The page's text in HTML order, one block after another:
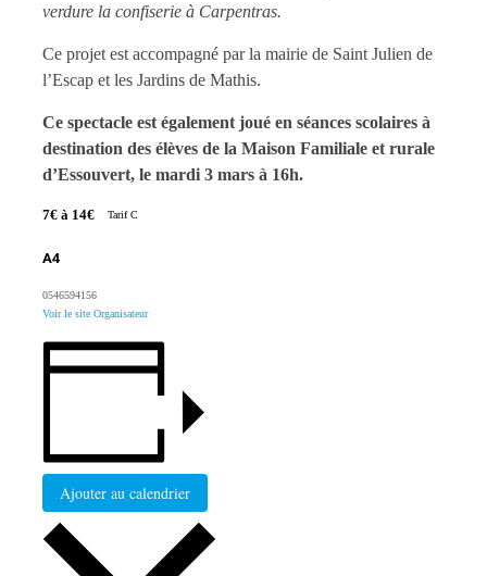
verdure la confiserie à Carpentras.
Ce projet est accompagné par la mairie de Saint Julien de
l’Escap et les Jardins de Mathis.
Ce spectacle est également joué en séances scolaires à
destination des élèves de la Maison Familiale et rurale
d’Essouvert, le mardi 3 mars à 16h.
7€ à 14€ Tarif C
A4
0546594156
Voir le site Organisateur
Ajouter au calendrier